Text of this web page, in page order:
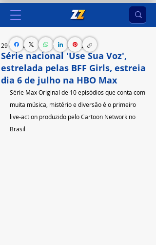
Série nacional 'Use Sua Voz',
estrelada pelas BFF Girls, estreia
dia 6 de julho na HBO Max
29 de mai. de 2023 2 min de leitura
Série Max Original de 10 episódios que conta com
muita música, mistério e diversão é o primeiro
live-action produzido pelo Cartoon Network no
Brasil